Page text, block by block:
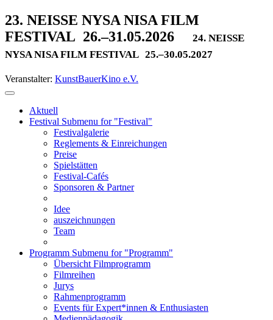
23. NEISSE NYSA NISA FILM
FESTIVAL 26.–31.05.2026
24. NEISSE
NYSA NISA FILM FESTIVAL 25.–30.05.2027
Veranstalter: KunstBauerKino e.V.
Aktuell
Festival Submenu for "Festival"
Festivalgalerie
Reglements & Einreichungen
Preise
Spielstätten
Festival-Cafés
Sponsoren & Partner
Idee
auszeichnungen
Team
Programm Submenu for "Programm"
Übersicht Filmprogramm
Filmreihen
Jurys
Rahmenprogramm
Events für Expert*innen & Enthusiasten